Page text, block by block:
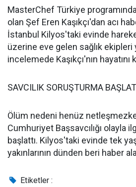
MasterChef Türkiye
olan Şef Eren Kaşıkçı'dan acı
İstanbul Kilyos'taki evinde
üzerine eve gelen sağlık ekipleri
incelemede Kaşıkçı'nın
SAVCILIK SORUŞTURMA
Ölüm nedeni henüz
Cumhuriyet Başsavcılığı olayla
başlattı. Kilyos'taki evinde tek
yakınlarının dünden beri haber
Etiketler :